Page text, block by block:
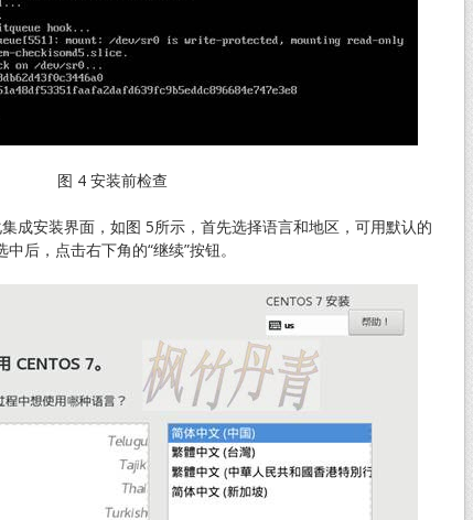
图 4 安装前检查
安装界面，如图 5所示，首先选择语言和地区，可用默认的
后，点击右下角的“继续”按钮。